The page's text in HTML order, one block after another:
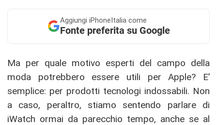
Aggiungi iPhoneItalia come
Fonte preferita su Google
Ma per quale motivo esperti del campo della
moda potrebbero essere utili per Apple? E’
semplice: per prodotti tecnologi indossabili. Non
a caso, peraltro, stiamo sentendo parlare di
iWatch ormai da parecchio tempo, anche se al